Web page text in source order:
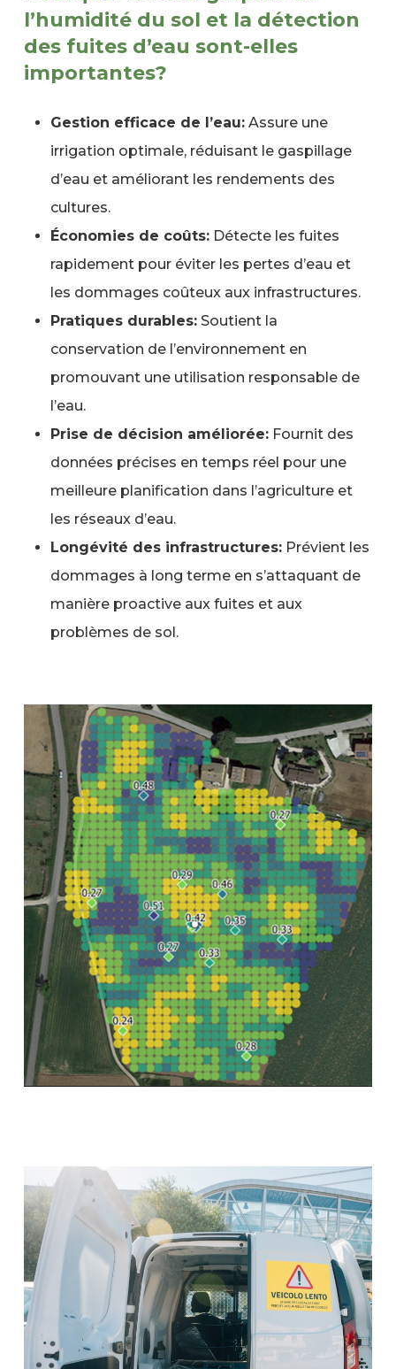
l’humidité du sol et la détection
des fuites d’eau sont-elles
importantes?
Gestion efficace de l’eau:Assure une
irrigation optimale, réduisant le gaspillage
d’eau et améliorant les rendements des
cultures.
Économies de coûts:Détecte les fuites
rapidement pour éviter les pertes d’eau et
les dommages coûteux aux infrastructures.
Pratiques durables:Soutient la
conservation de l’environnement en
promouvant une utilisation responsable de
l’eau.
Prise de décision améliorée:Fournit des
données précises en temps réel pour une
meilleure planification dans l’agriculture et
les réseaux d’eau.
Longévité des infrastructures:Prévient les
dommages à long terme en s’attaquant de
manière proactive aux fuites et aux
problèmes de sol.